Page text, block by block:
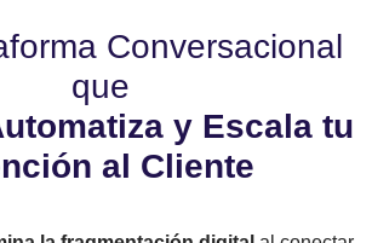
Conversacional
que
y Escala tu
al Cliente